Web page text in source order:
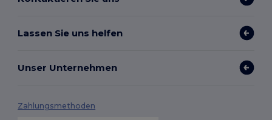
Lassen Sie uns helfen
Unser Unternehmen
Zahlungsmethoden